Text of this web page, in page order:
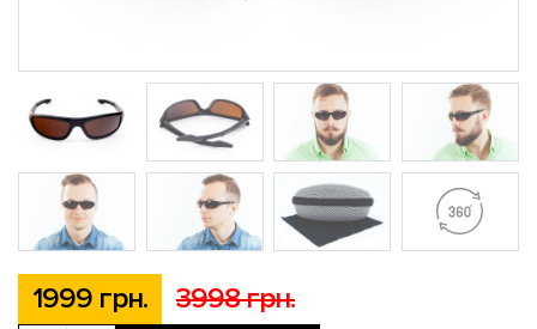
1999 грн. 3998 грн.